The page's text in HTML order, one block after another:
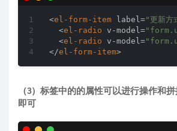
<el-form-item label="更新方
<el-radio v-model=
<el-radio v-model=
</el-form-item>
（3）标签中的的属性可以进行操作和
即可